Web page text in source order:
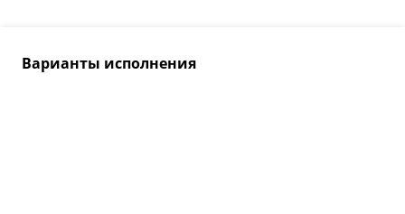
Варианты исполнения